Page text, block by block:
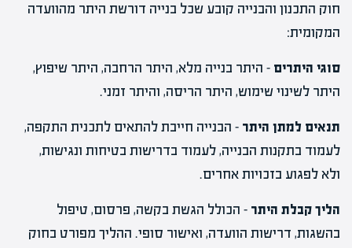
חוק התכנון והבנייה קובע שכל בנייה דורשת היתר מהוועדה
המקומית:
סוגי היתרים – היתר בנייה מלא, היתר הרחבה, היתר שיפוץ,
היתר לשינוי שימוש, היתר הריסה, והיתר זמני.
תנאים למתן היתר – הבנייה חייבת להתאים לתכנית התקפה,
לעמוד בתקנות הבנייה, לעמוד בדרישות בטיחות ונגישות,
ולא לפגוע בזכויות אחרים.
הליך קבלת היתר – הכולל הגשת בקשה, פרסום, טיפול
בהשגות, דרישות הוועדה, ואישור סופי. ההליך מפורט בחוק